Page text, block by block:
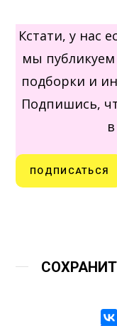
Кстати, у нас
мы публикуем
подборки и
Подпишись,
ПОДПИСАТЬСЯ